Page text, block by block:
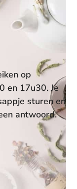
op
en 17u30. Je
sturen en
antwoord.